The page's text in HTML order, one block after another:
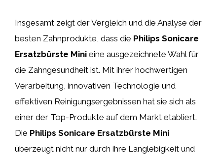
Insgesamt zeigt der Vergleich und die Analyse der
besten Zahnprodukte, dass die Philips Sonicare
Ersatzbürste Mini eine ausgezeichnete Wahl für
die Zahngesundheit ist. Mit ihrer hochwertigen
Verarbeitung, innovativen Technologie und
effektiven Reinigungsergebnissen hat sie sich als
einer der Top-Produkte auf dem Markt etabliert.
Die Philips Sonicare Ersatzbürste Mini
überzeugt nicht nur durch ihre Langlebigkeit und